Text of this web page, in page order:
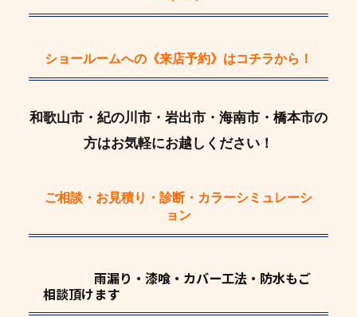
ショールームへの《来店予約》 はコチラから！
和歌山市・紀の川市・岩出市・海南市・橋本市の
方はお気軽にお越しください！
ご相談・お見積り・診断・カラーシミュレーシ
ョン
雨漏り・漆喰・カバー工法・防水もご
相談頂けます